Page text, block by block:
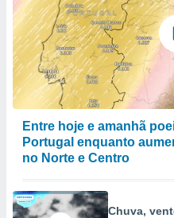
Entre hoje e amanhã
Portugal enquanto
no Norte e Centro
Chuva,